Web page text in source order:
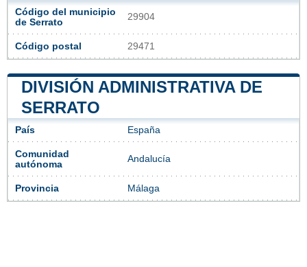
Código del municipio
de Serrato
29904
Código postal 29471
DIVISIÓN ADMINISTRATIVA DE
SERRATO
País España
Comunidad
autónoma
Andalucía
Provincia Málaga